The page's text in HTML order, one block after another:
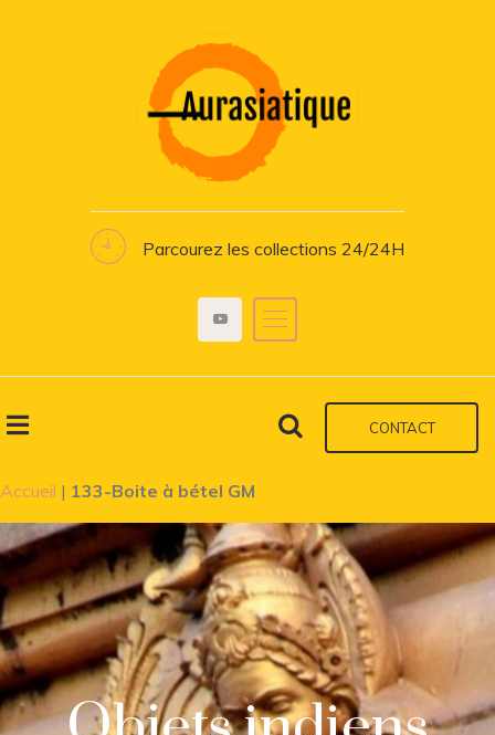
Parcourez les collections 24/24H
CONTACT
Accueil | 133-Boite à bétel GM